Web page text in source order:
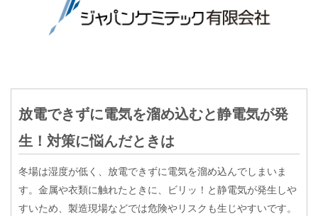
放電できずに電気を溜め込むと静電気が発
生！対策に悩んだときは
冬場は湿度が低く、放電できずに電気を溜め込んでしまいま
す。金属や衣類に触れたときに、ビリッ！と静電気が発生しや
すいため、製造現場などでは危険やリスクも生じやすいです。